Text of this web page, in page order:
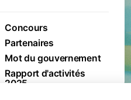
Concours
Partenaires
Mot du gouvernement
Rapport d'activités
2025